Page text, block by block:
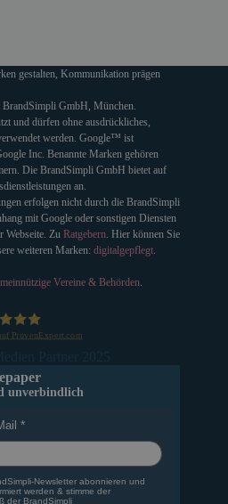
gestalten, Kommunikation prägen
GmbH, München.
und dürfen ohne ausdrückliches,
werden. Google™ ist
Inc. Benannte Marken gehören
Die BrandSimpli GmbH bietet auf
an.
erfolgen nicht durch die BrandSimpli
mit Google oder sonstigen Diensten
Webseite. Zu Ratgebern . Hier können Sie
weiteren Marken: digitalgepflegt
Vereine & Behörden
ProvenExpert.com
unverbindlich
Newsletter abonnieren und
werden & stimme der
der BrandSimpli